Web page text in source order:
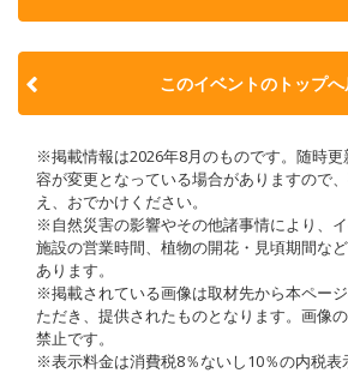
このイベントのトップへ
※掲載情報は2026年8月のものです。随時
容が変更となっている場合がありますので
え、おでかけください。
※自然災害の影響やその他諸事情により、イ
施設の営業時間、植物の開花・見頃期間な
あります。
※掲載されている画像は取材先から本ペー
ただき、提供されたものとなります。画像
禁止です。
※表示料金は消費税8％ないし10％の内税表